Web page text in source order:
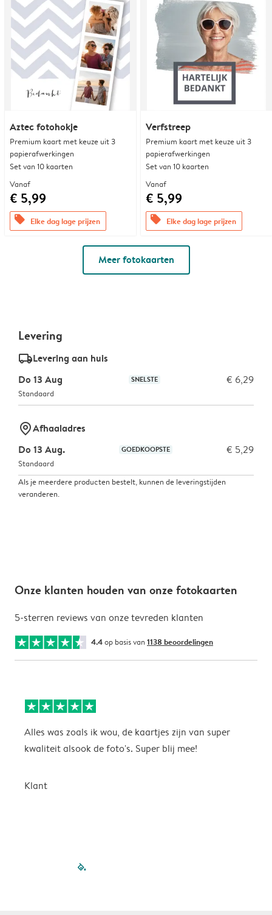
Aztec fotohokje
Premium kaart met keuze uit 3
papierafwerkingen
Set van 10 kaarten
Vanaf
€ 5,99
offers Elke dag lage prijzen
Verfstreep
Premium kaart met keuze uit 3
papierafwerkingen
Set van 10 kaarten
Vanaf
€ 5,99
offers Elke dag lage prijzen
Meer fotokaarten
Levering
delivery_standard_v2Levering aan huis
Do 13 Aug
SNELSTE € 6,29
Standaard
marker-pinAfhaaladres
Do 13 Aug.
GOEDKOOPSTE € 5,29
Standaard
Als je meerdere producten bestelt, kunnen de leveringstijden
veranderen.
Onze klanten houden van onze fotokaarten
5-sterren reviews van onze tevreden klanten
4.4op basis van 1138 beoordelingen
Alles was zoals ik wou, de kaartjes zijn van super
kwaliteit alsook de foto's. Super blij mee!
Klant
filled-pagination